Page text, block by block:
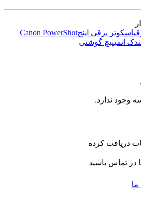
اسکوتر برقی اینچCanon PowerShot
اتمیپیچ گوشتی
وجود ندارد.
دریافت کرده
در تماس باشید